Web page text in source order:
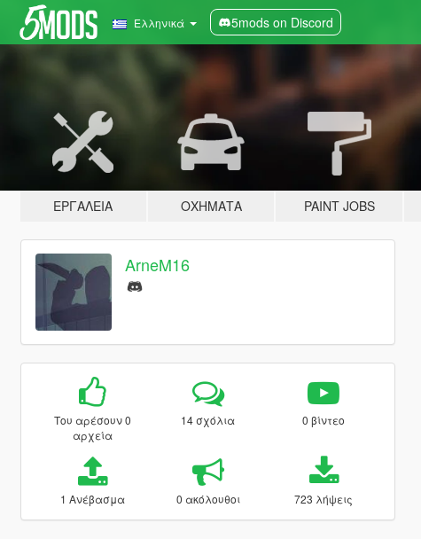
Ελληνικά 5mods on Discord
ΕΡΓΑΛΕΊΑ ΟΧΉΜΑΤΑ PAINT JOBS
ArneM16
Του αρέσουν 0
αρχεία
14 σχόλια 0 βίντεο
1 Ανέβασμα 0 ακόλουθοι 723 λήψεις